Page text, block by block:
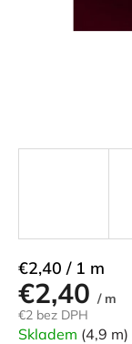
€2,40 / m
€2 bez DPH
Jednotková
cena:
€2,40 / 1 m
Skladem (4,9 m)